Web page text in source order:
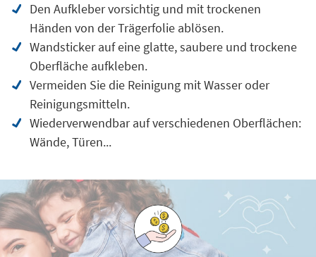
Den Aufkleber vorsichtig und mit trockenen
Händen von der Trägerfolie ablösen.
Wandsticker auf eine glatte, saubere und trockene
Oberfläche aufkleben.
Vermeiden Sie die Reinigung mit Wasser oder
Reinigungsmitteln.
Wiederverwendbar auf verschiedenen Oberflächen:
Wände, Türen...